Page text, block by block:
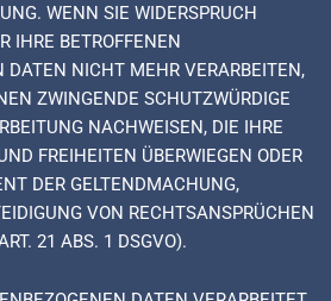
WENN SIE WIDERSPRUCH
IHRE BETROFFENEN
DATEN NICHT MEHR VERARBEITEN,
ZWINGENDE SCHUTZWÜRDIGE
NACHWEISEN, DIE IHRE
FREIHEITEN ÜBERWIEGEN ODER
DER GELTENDMACHUNG,
VON RECHTSANSPRÜCHEN
21 ABS. 1 DSGVO).